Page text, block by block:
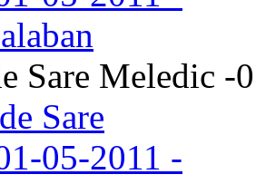
Sare Meledic -